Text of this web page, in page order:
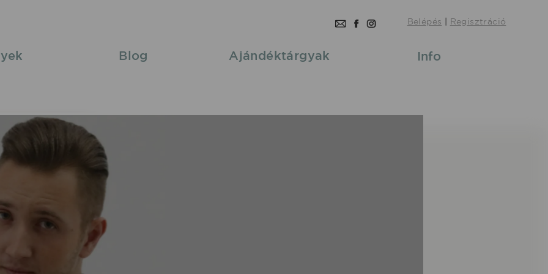
Belépés | Regisztráció
Blog Ajándéktárgyak Info